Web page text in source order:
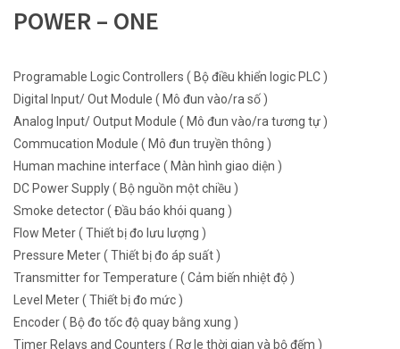
POWER – ONE
Programable Logic Controllers ( Bộ điều khiển logic PLC )
Digital Input/ Out Module ( Mô đun vào/ra số )
Analog Input/ Output Module ( Mô đun vào/ra tương tự )
Commucation Module ( Mô đun truyền thông )
Human machine interface ( Màn hình giao diện )
DC Power Supply ( Bộ nguồn một chiều )
Smoke detector ( Đầu báo khói quang )
Flow Meter ( Thiết bị đo lưu lượng )
Pressure Meter ( Thiết bị đo áp suất )
Transmitter for Temperature ( Cảm biến nhiệt độ )
Level Meter ( Thiết bị đo mức )
Encoder ( Bộ đo tốc độ quay bằng xung )
Timer Relays and Counters ( Rơ le thời gian và bộ đếm )